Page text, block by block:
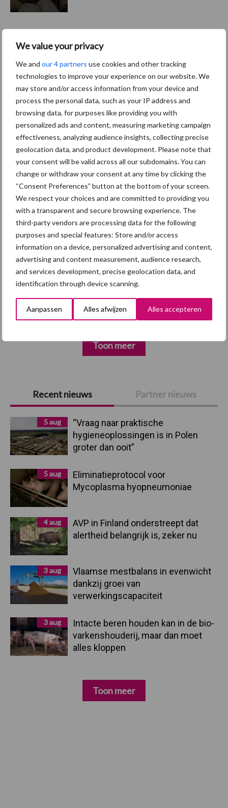
We value your privacy
We and our 4 partners use cookies and other tracking
technologies to improve your experience on our website. We
may store and/or access information from your device and
process the personal data, such as your IP address and
browsing data, for purposes like providing you with
personalized ads and content, measuring marketing campaign
effectiveness, analyzing audience insights, collecting precise
geolocation data, and product development. Please note that
your consent will be valid across all our subdomains. You can
change or withdraw your consent at any time by clicking the
“Consent Preferences” button at the bottom of your screen.
We respect your choices and are committed to providing you
with a transparent and secure browsing experience. The
third-party vendors are processing data for the following
purposes and special features: Store and/or access
information on a device, personalized advertising and content,
advertising and content measurement, audience research,
and services development, precise geolocation data, and
identification through device scanning.
Aanpassen Alles afwijzen Alles accepteren
Primaire
Sidebar
Recent nieuws Partner nieuws
5 aug
“Vraag naar praktische
hygieneoplossingen is in Polen
groter dan ooit”
5 aug
Eliminatieprotocol voor
Mycoplasma hyopneumoniae
4 aug
AVP in Finland onderstreept dat
alertheid belangrijk is, zeker nu
3 aug
Vlaamse mestbalans in evenwicht
dankzij groei van
verwerkingscapaciteit
3 aug
Intacte beren houden kan in de bio-
varkenshouderij, maar dan moet
alles kloppen
Toon meer
LBV-regelingen moeten
perspectief bieden
Openstelling LBV opnieuw
vertraagd
Themapagina
Diergezondheid Fokkerij Huisvesting
Antibioticareductie
varkenshouderij
Berengeur
Toon meer